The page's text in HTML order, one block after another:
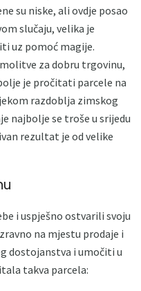
su niske, ali ovdje posao
slučaju, velika je
uz pomoć magije.
za dobru trgovinu,
je pročitati parcele na
razdoblja zimskog
najbolje se troše u srijedu
rezultat je od velike
i uspješno ostvarili svoju
na mjestu prodaje i
dostojanstva i umočiti u
takva parcela: